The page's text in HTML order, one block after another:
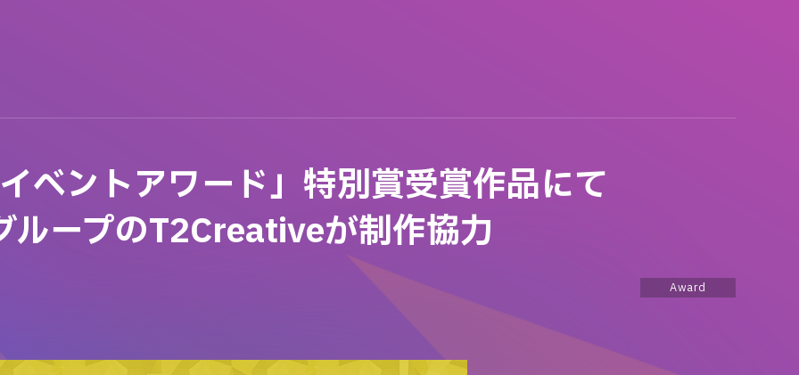
ベントアワード」特別賞受賞作品にて
ループのT2Creativeが制作協力
Award